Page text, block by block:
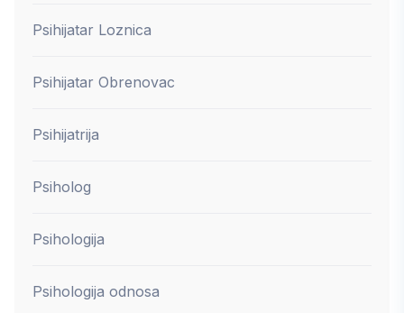
Psihijatar Loznica
Psihijatar Obrenovac
Psihijatrija
Psiholog
Psihologija
Psihologija odnosa